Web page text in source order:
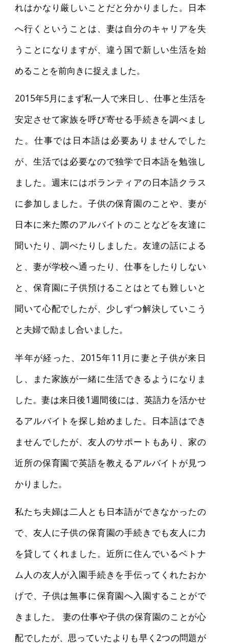
れはかなり厳しいことだと分かりました。日本
へ行くということは、妻は自分のキャリアを失
うことになりますが、違う国で新しい生活を始
めることを前向きに捉えました。
2015年5月にまず私一人で来日し、仕事と生活を
安定させて家族を呼び寄せる手続きを調べまし
た。仕事では日本語は必要ありませんでした
が、生活では必要なので独学で日本語を勉強し
ました。週末にはボランティアの日本語クラス
に参加しました。子供の保育園のことや、妻が
日本に来た際のアルバイトのことなどを友達に
聞いたり、調べたりしました。友達の話による
と、妻が学校へ通ったり、仕事をしたりしない
と、保育園に子供預けることはとても難しいと
聞いて心配でしたが、少しずつ解決していこう
と夫婦で励まし合いました。
半年が経った、2015年11月に妻と子供が来日
し、また家族が一緒に生活できるようになりま
した。妻は来日後1週間後には、英語力を活かせ
るアルバイトを探し始めました。日本語はでき
ませんでしたが、友人のサポートもあり、家の
近所の保育園で英語を教えるアルバイトが見つ
かりました。
私たち夫婦は二人とも日本語ができなかったの
で、友人に子供の保育園の手続きでも友人に力
を貸してくれました。近所に住んでいるベトナ
ム人の友人が入園手続きを手伝ってくれたおか
げで、子供は無事に保育園へ入園することがで
きました。 妻の仕事や子供の保育園のことが心
配でしたが、思っていたよりも早く2つの問題が